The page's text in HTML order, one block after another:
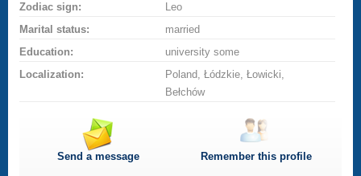
Zodiac sign:
Leo
Marital status:
married
Education:
university some
Localization:
Poland, Łódzkie, Łowicki,
Bełchów
Send a message Remember this profile